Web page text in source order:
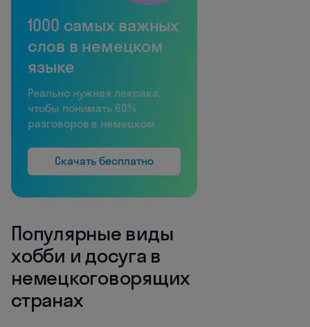
1000 самых важных
слов в немецком
языке
Реально нужная лексика,
чтобы понимать 60%
разговоров в немецком
Скачать бесплатно
Популярные виды
хобби и досуга в
немецкоговорящих
странах